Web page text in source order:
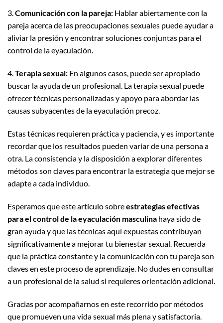
3.Comunicación con la pareja: Hablar abiertamente con la
pareja acerca de las preocupaciones sexuales puede ayudar a
aliviar la presión y encontrar soluciones conjuntas para el
control de la eyaculación.
4.Terapia sexual: En algunos casos, puede ser apropiado
buscar la ayuda de un profesional. La terapia sexual puede
ofrecer técnicas personalizadas y apoyo para abordar las
causas subyacentes de la eyaculación precoz.
Estas técnicas requieren práctica y paciencia, y es importante
recordar que los resultados pueden variar de una persona a
otra. La consistencia y la disposición a explorar diferentes
métodos son claves para encontrar la estrategia que mejor se
adapte a cada individuo.
Esperamos que este artículo sobreestrategias efectivas
para el control de la eyaculación masculina haya sido de
gran ayuda y que las técnicas aquí expuestas contribuyan
significativamente a mejorar tu bienestar sexual. Recuerda
que la práctica constante y la comunicación con tu pareja son
claves en este proceso de aprendizaje. No dudes en consultar
a un profesional de la salud si requieres orientación adicional.
Gracias por acompañarnos en este recorrido por métodos
que promueven una vida sexual más plena y satisfactoria.